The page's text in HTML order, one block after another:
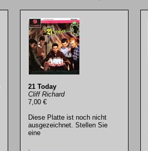
21 Today
Cliff Richard
7,00 €
Diese Platte ist noch nicht
ausgezeichnet. Stellen Sie
eine